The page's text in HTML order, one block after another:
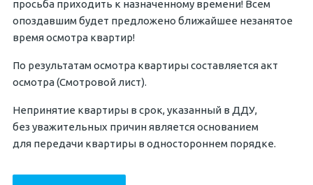
просьба приходить к назначенному времени! Всем
опоздавшим будет предложено ближайшее незанятое
время осмотра квартир!
По результатам осмотра квартиры составляется акт
осмотра (Смотровой лист).
Непринятие квартиры в срок, указанный в ДДУ,
без уважительных причин является основанием
для передачи квартиры в одностороннем порядке.